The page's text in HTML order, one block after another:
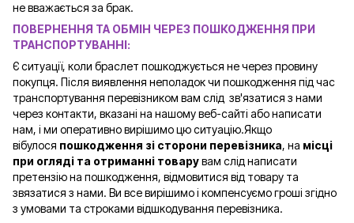
не вважається за брак.
ПОВЕРНЕННЯ ТА ОБМІН ЧЕРЕЗ ПОШКОДЖЕННЯ ПРИ
ТРАНСПОРТУВАННІ:
Є ситуації, коли браслет пошкоджується не через провину
покупця. Після виявлення неполадок чи пошкодження під час
транспортування перевізником вам слід зв'язатися з нами
через контакти, вказані на нашому веб-сайті або написати
нам, і ми оперативно вирішимо цю ситуацію.Якщо
вібулося пошкодження зі сторони перевізника, на місці
при огляді та отриманні товарувам слід написати
претензію на пошкодження, відмовитися від товару та
звязатися з нами. Ви все вирішимо і компенсуємо гроші згідно
з умовами та строками відшкодування перевізника.